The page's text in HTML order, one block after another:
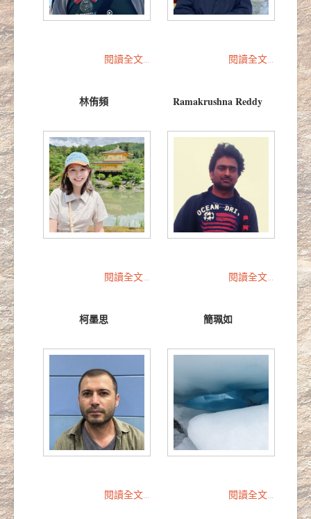
閱讀全文... 閱讀全文...
林侑頻
閱讀全文...
Ramakrushna Reddy
閱讀全文...
柯墨思
閱讀全文...
簡珮如
閱讀全文...